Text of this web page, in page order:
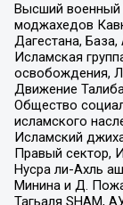
Высший
моджахедов
Дагестана,
Исламская
освобождения,
Движение
Общество
исламского
Исламский
Правый сектор,
Нусра ли-Ахль
Минина и Д.
Тагьаля SHAM,